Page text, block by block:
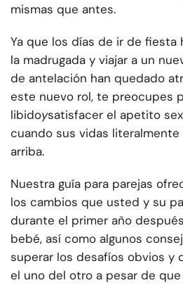
mismas que antes.
Ya que los días de ir de fiesta
la madrugada y viajar a un
de antelación han quedado
este nuevo rol, te preocupes
libidoysatisfacer el apetito
cuando sus vidas
arriba.
Nuestra guía para parejas
los cambios que usted y su
durante el primer año
bebé, así como algunos
superar los desafíos obvios y
el uno del otro a pesar de